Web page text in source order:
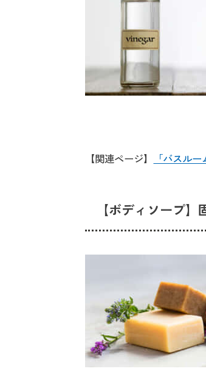
【関連ページ】 「バスル
【ボディソープ